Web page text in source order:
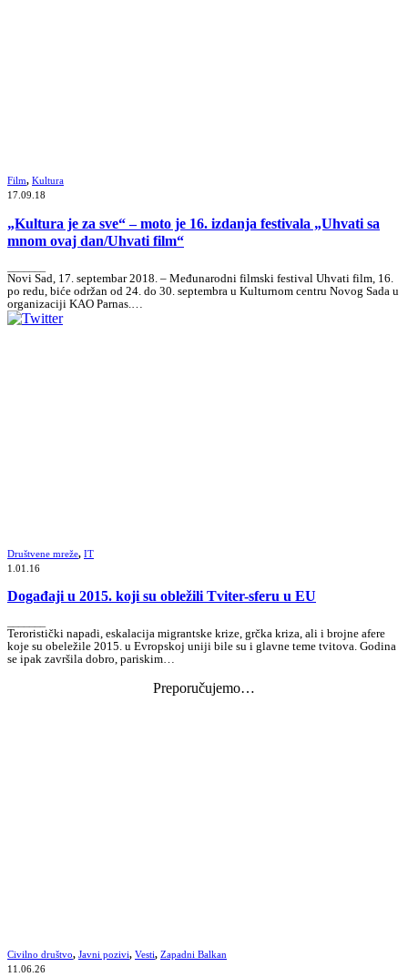
Film, Kultura
17.09.18
„Kultura je za sve“ – moto je 16. izdanja festivala „Uhvati sa
mnom ovaj dan/Uhvati film“
Novi Sad, 17. septembar 2018. – Međunarodni filmski festival Uhvati film, 16.
po redu, biće održan od 24. do 30. septembra u Kulturnom centru Novog Sada u
organizaciji KAO Parnas.…
Društvene mreže, IT
1.01.16
Događaji u 2015. koji su obležili Tviter-sferu u EU
Teroristički napadi, eskalacija migrantske krize, grčka kriza, ali i brojne afere
koje su obeležile 2015. u Evropskoj uniji bile su i glavne teme tvitova. Godina
se ipak završila dobro, pariskim…
Preporučujemo…
Civilno društvo, Javni pozivi, Vesti, Zapadni Balkan
11.06.26